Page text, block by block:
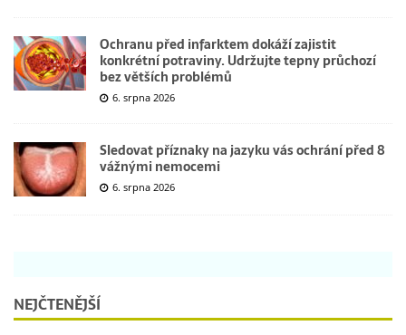
Ochranu před infarktem dokáží zajistit
konkrétní potraviny. Udržujte tepny průchozí
bez větších problémů
6. srpna 2026
Sledovat příznaky na jazyku vás ochrání před 8
vážnými nemocemi
6. srpna 2026
NEJČTENĚJŠÍ